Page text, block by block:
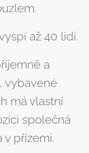
až 40 lidí.
a
vybavené
má vlastní
společná
v přízemí.